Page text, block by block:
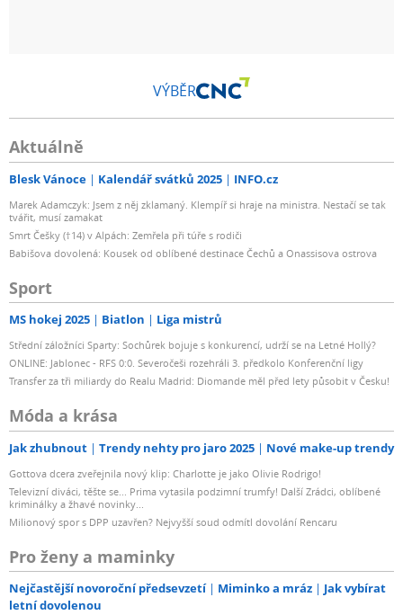
VÝBĚR
Aktuálně
Blesk Vánoce Kalendář svátků 2025 INFO.cz
Marek Adamczyk: Jsem z něj zklamaný. Klempíř si hraje na ministra. Nestačí se tak
tvářit, musí zamakat
Smrt Češky (†14) v Alpách: Zemřela při túře s rodiči
Babišova dovolená: Kousek od oblíbené destinace Čechů a Onassisova ostrova
Sport
MS hokej 2025 Biatlon Liga mistrů
Střední záložníci Sparty: Sochůrek bojuje s konkurencí, udrží se na Letné Hollý?
ONLINE: Jablonec - RFS 0:0. Severočeši rozehráli 3. předkolo Konferenční ligy
Transfer za tři miliardy do Realu Madrid: Diomande měl před lety působit v Česku!
Móda a krása
Jak zhubnout Trendy nehty pro jaro 2025 Nové make-up trendy
Gottova dcera zveřejnila nový klip: Charlotte je jako Olivie Rodrigo!
Televizní diváci, těšte se... Prima vytasila podzimní trumfy! Další Zrádci, oblíbené
kriminálky a žhavé novinky...
Milionový spor s DPP uzavřen? Nejvyšší soud odmítl dovolání Rencaru
Pro ženy a maminky
Nejčastější novoroční předsevzetí Miminko a mráz
Jak vybírat
letní dovolenou